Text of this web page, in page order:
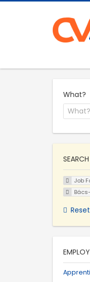
What?
SEARCH
Job
Reset